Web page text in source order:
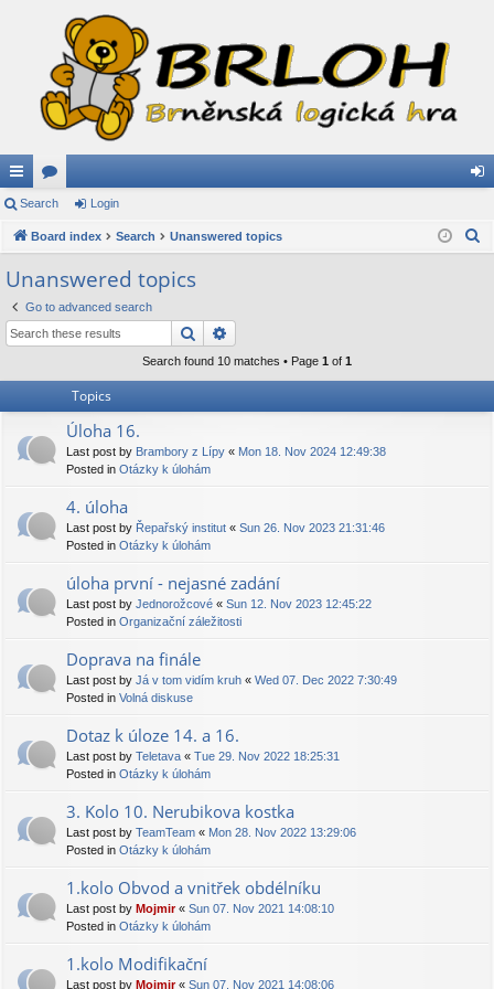
ui
ck
lin
ks
or
u
s
in
Search Login
Board index Search Unanswered topics
Unanswered topics
Go to advanced search
Search
Search found 10 matches • Page 1 of 1
Topics
Úloha 16.
Last post by Brambory z Lípy « Mon 18. Nov 2024 12:49:38
Posted in Otázky k úlohám
4. úloha
Last post by Řepařský institut « Sun 26. Nov 2023 21:31:46
Posted in Otázky k úlohám
úloha první - nejasné zadání
Last post by Jednorožcové « Sun 12. Nov 2023 12:45:22
Posted in Organizační záležitosti
Doprava na finále
Last post by Já v tom vidím kruh « Wed 07. Dec 2022 7:30:49
Posted in Volná diskuse
Dotaz k úloze 14. a 16.
Last post by Teletava « Tue 29. Nov 2022 18:25:31
Posted in Otázky k úlohám
3. Kolo 10. Nerubikova kostka
Last post by TeamTeam « Mon 28. Nov 2022 13:29:06
Posted in Otázky k úlohám
1.kolo Obvod a vnitřek obdélníku
Last post by Mojmir« Sun 07. Nov 2021 14:08:10
Posted in Otázky k úlohám
1.kolo Modifikační
Last post by Mojmir« Sun 07. Nov 2021 14:08:06